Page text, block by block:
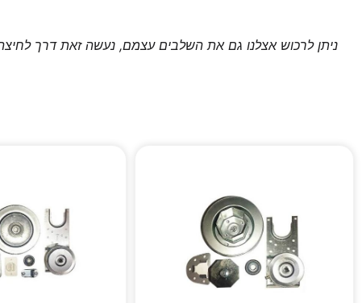
ניתן לרכוש אצלנו גם את השלבים עצמם, נעשה זאת דרך